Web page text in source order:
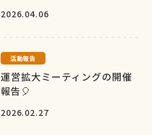
2026.04.06
活動報告
運営拡大ミーティングの開催
報告🎈
2026.02.27